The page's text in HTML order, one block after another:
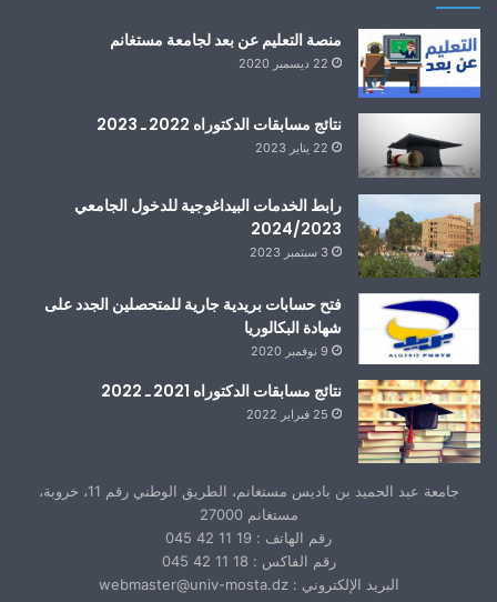
منصة التعليم عن بعد لجامعة مستغانم
22 ديسمبر 2020
نتائج مسابقات الدكتوراه 2022 ـ 2023
22 يناير 2023
رابط الخدمات البيداغوجية للدخول الجامعي
2024/2023
3 سبتمبر 2023
فتح حسابات بريدية جارية للمتحصلين الجدد على
شهادة البكالوريا
9 نوفمبر 2020
نتائج مسابقات الدكتوراه 2021 ـ 2022
25 فبراير 2022
جامعة عبد الحميد بن باديس مستغانم، الطريق الوطني رقم 11، خروبة،
مستغانم 27000
رقم الهاتف : 19 11 42 045
رقم الفاكس : 18 11 42 045
البريد الإلكتروني : webmaster@univ-mosta.dz